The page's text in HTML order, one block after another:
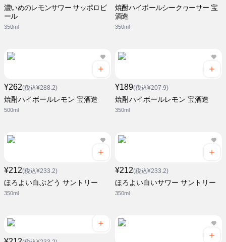
濃いめのレモンサワー サッポロビ
ール
350ml
焼酎ハイボールシークヮーサー 宝
酒造
350ml
¥262(税込¥288.2)
焼酎ハイボールレモン 宝酒造
500ml
¥189(税込¥207.9)
焼酎ハイボールレモン 宝酒造
350ml
¥212(税込¥233.2)
ほろよい白ぶどう サントリー
350ml
¥212(税込¥233.2)
ほろよい白いサワー サントリー
350ml